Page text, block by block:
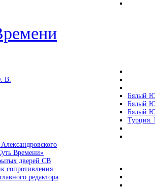
В.
Бялый
Бялый
Бялый
Турция.
Времени»
дверей СВ
сопротивления
редактора